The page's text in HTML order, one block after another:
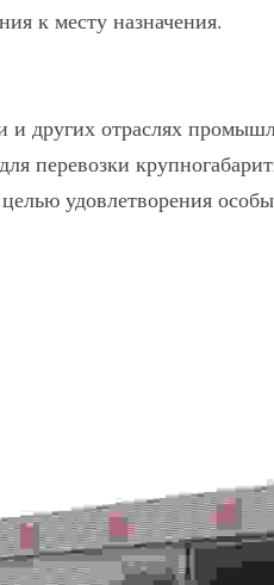
к месту назначения.
и других отраслях
перевозки
удовлетворения